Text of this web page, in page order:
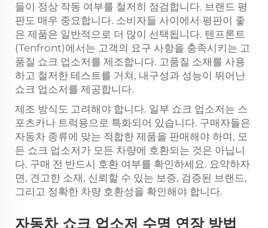
들이 정상 작동 여부를 철저히 점검합니다. 브랜드 평
판도 매우 중요합니다. 소비자들 사이에서 평판이 좋
은 제품은 일반적으로 더 많이 선택됩니다. 텐프론트
(Tenfront)에서는 고객의 요구 사항을 충족시키는 고
품질 쇼크 업소저를 제조합니다. 고품질 소재를 사용
하고 철저한 테스트를 거쳐, 내구성과 성능이 뛰어난
쇼크 업소저를 제공합니다.
제조 방식도 고려해야 합니다. 일부 쇼크 업소저는 스
포츠카나 트럭용으로 특화되어 있습니다. 구매자들은
자동차 종류에 맞는 적합한 제품을 판매해야 하며, 모
든 쇼크 업소저가 모든 차량에 호환되는 것은 아닙니
다. 구매 전 반드시 호환 여부를 확인하세요. 요약하자
면, 견고한 소재, 신뢰할 수 있는 보증, 검증된 브랜드,
그리고 정확한 차량 호환성을 확인해야 합니다.
자동차 쇼크 업소저 수명 연장 방법